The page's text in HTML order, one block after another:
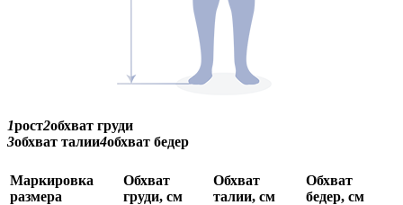
1рост2обхват груди
3обхват талии4обхват бедер
Маркировка
размера
Обхват
груди, см
Обхват
талии, см
Обхват
бедер, см